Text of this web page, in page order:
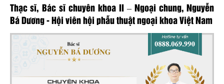
Thạc sĩ, Bác sĩ chuyên khoa II – Ngoại chung, Nguyễn
Bá Dương - Hội viên hội phẫu thuật ngoại khoa Việt Nam